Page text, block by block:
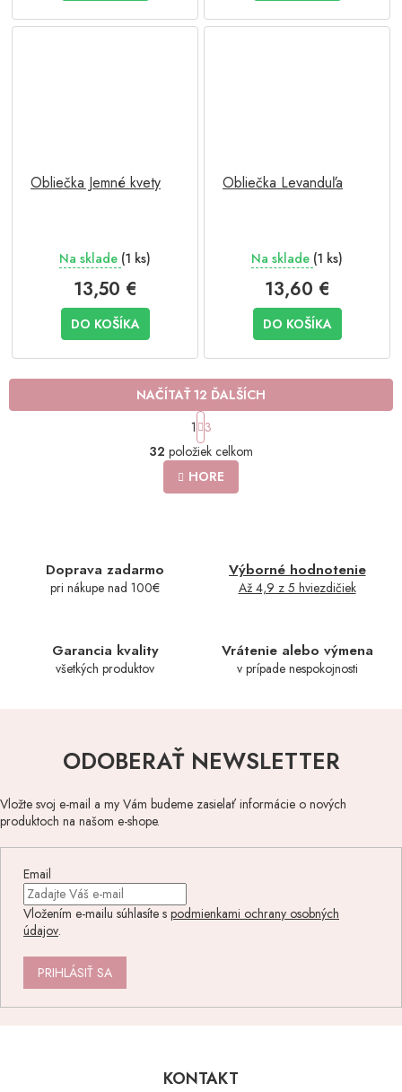
Obliečka Jemné kvety
Na sklade (1 ks)
13,50 €
DO KOŠÍKA
Obliečka Levanduľa
Na sklade (1 ks)
13,60 €
DO KOŠÍKA
O
v
l
á
s
u
NAČÍTAŤ 12 ĎALŠÍCH
S
t
r
á
n
k
1 3
32 položiek celkom
HORE
Doprava zadarmo
pri nákupe nad 100€
Výborné hodnotenie
Až 4,9 z 5 hviezdičiek
Garancia kvality
všetkých produktov
Vrátenie alebo výmena
v prípade nespokojnosti
ODOBERAŤ NEWSLETTER
Vložte svoj e-mail a my Vám budeme zasielať informácie o nových
produktoch na našom e-shope.
Email
Vložením e-mailu súhlasíte s podmienkami ochrany osobných
údajov.
PRIHLÁSIŤ SA
KONTAKT